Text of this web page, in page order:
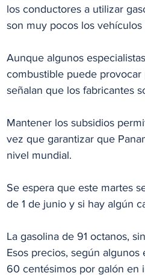
los conductores a utilizar
son muy pocos los
Aunque algunos
combustible puede
señalan que los fabricantes
Mantener los subsidios
vez que garantizar que
nivel mundial.
Se espera que este martes
de 1 de junio y si hay algún
La gasolina de 91 octanos,
Esos precios, según
60 centésimos por galón en